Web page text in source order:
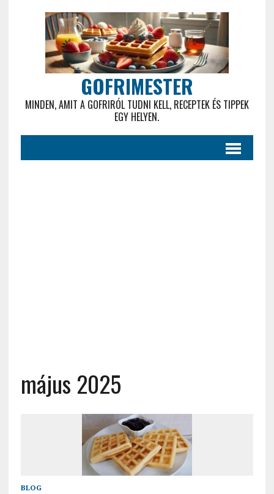
GOFRIMESTER
MINDEN, AMIT A GOFRIRÓL TUDNI KELL, RECEPTEK ÉS TIPPEK
EGY HELYEN.
május 2025
BLOG